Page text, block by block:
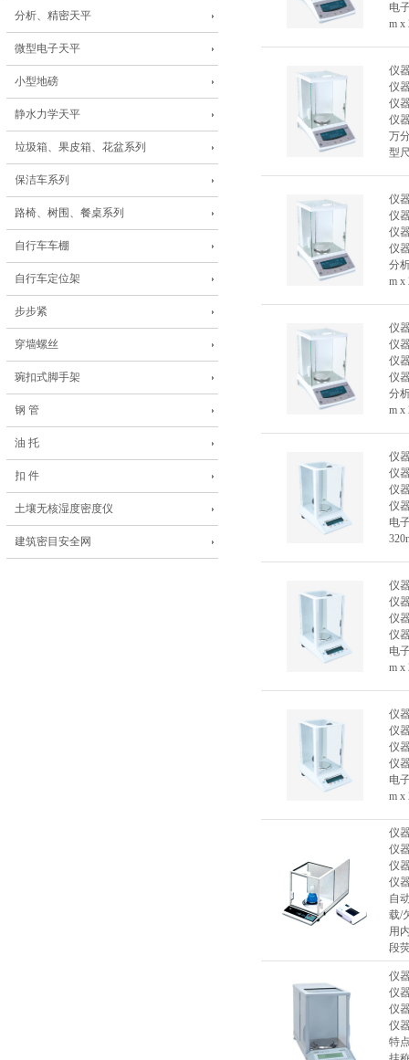
分析、精密天平
微型电子天平
小型地磅
静水力学天平
垃圾箱、果皮箱、花盆系列
保洁车系列
路椅、树围、餐桌系列
自行车车棚
自行车定位架
步步紧
穿墙螺丝
琬扣式脚手架
钢 管
油 托
扣 件
土壤无核湿度密度仪
建筑密目安全网
电
m x
仪
仪
仪
仪
万
型
仪
仪
仪
仪
分
m x
仪
仪
仪
仪
分
m x
仪
仪
仪
仪
电
仪
仪
仪
仪
电
m x
仪
仪
仪
仪
电
m x
仪
仪
仪
仪
自
载/
用
段
仪
仪
仪
仪
特